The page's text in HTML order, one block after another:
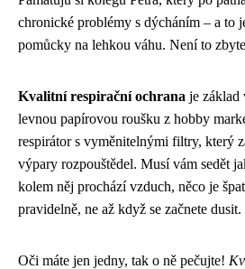
chronické problémy s dýcháním – a to
pomůcky na lehkou váhu. Není to
Kvalitní respirační ochrana je základ
levnou papírovou roušku z hobby
respirátor s vyměnitelnými filtry, který
výpary rozpouštědel. Musí vám sedět
kolem něj prochází vzduch, něco je
pravidelně, ne až když se začnete dusit.
Oči máte jen jedny, tak o ně pečujte!